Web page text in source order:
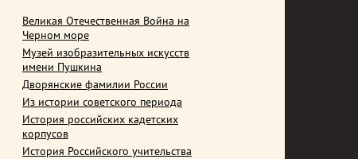
Великая Отечественная Война на
Черном море
Музей изобразительных искусств
имени Пушкина
Дворянские фамилии России
Из истории советского периода
История российских кадетских
корпусов
История Российского учительства